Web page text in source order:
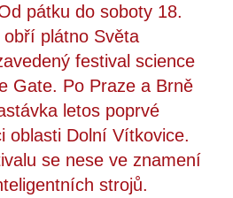
pátku do soboty 18.
plátno Světa
festival science
Gate. Po Praze a Brně
letos poprvé
oblasti Dolní Vítkovice.
se nese ve znamení
strojů.